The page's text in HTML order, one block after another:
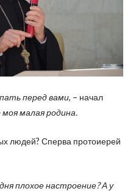
перед вами, – начал
моя малая родина.
людей? Сперва протоиерей
плохое настроение? А у